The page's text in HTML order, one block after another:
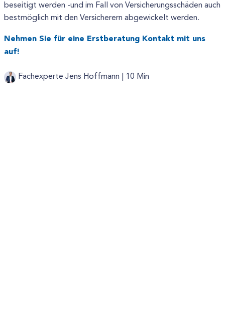
beseitigt werden -und im Fall von Versicherungsschäden auch
bestmöglich mit den Versicherern abgewickelt werden.
Nehmen Sie für eine Erstberatung Kontakt mit uns
auf!
Fachexperte Jens Hoffmann | 10 Min